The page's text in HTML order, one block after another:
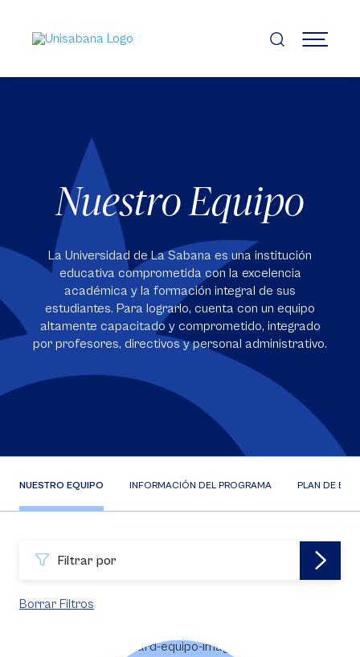
contenido
principal
MENÚ
Nuestro Equipo
La Universidad de La Sabana es una institución
educativa comprometida con la excelencia
académica y la formación integral de sus
estudiantes. Para lograrlo, cuenta con un equipo
altamente capacitado y comprometido, integrado
por profesores, directivos y personal administrativo.
NUESTRO EQUIPO INFORMACIÓN DEL PROGRAMA PLAN DE
Filtrar por
Borrar Filtros